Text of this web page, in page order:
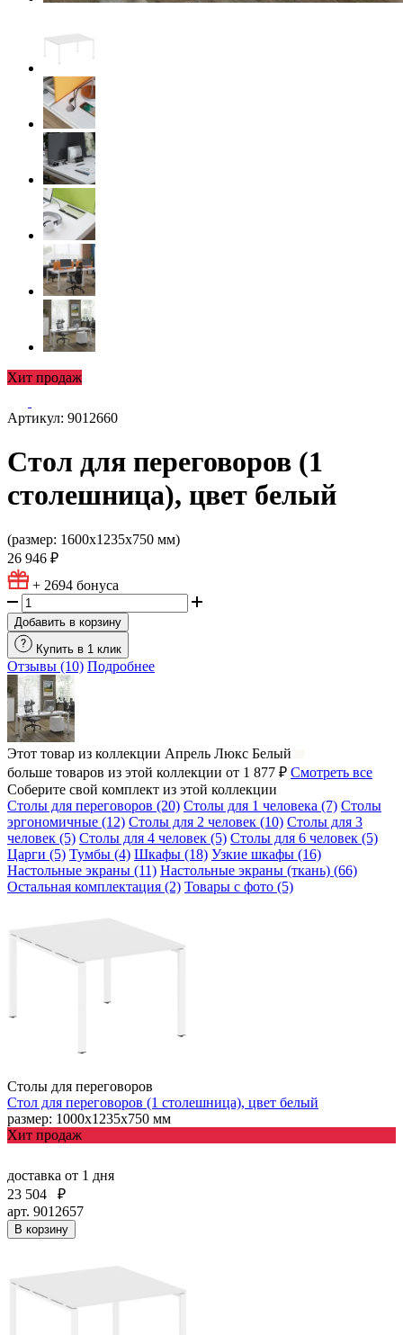
Хит продаж
Артикул: 9012660
Стол для переговоров (1
столешница), цвет белый
(размер: 1600х1235х750 мм)
26 946 ₽
+ 2694 бонуса
Добавить в корзину
Купить в 1 клик
Отзывы (10) Подробнее
Этот товар из коллекции Апрель Люкс Белый
больше товаров из этой коллекции от 1 877 ₽ Смотреть все
Соберите свой комплект из этой коллекции
Столы для переговоров (20) Столы для 1 человека (7) Столы
эргономичные (12) Столы для 2 человек (10) Столы для 3
человек (5) Столы для 4 человек (5) Столы для 6 человек (5)
Царги (5) Тумбы (4) Шкафы (18) Узкие шкафы (16)
Настольные экраны (11) Настольные экраны (ткань) (66)
Остальная комплектация (2) Товары с фото (5)
Столы для переговоров
Стол для переговоров (1 столешница), цвет белый
размер: 1000х1235х750 мм
Хит продаж
доставка от 1 дня
23 504
₽
арт. 9012657
В корзину